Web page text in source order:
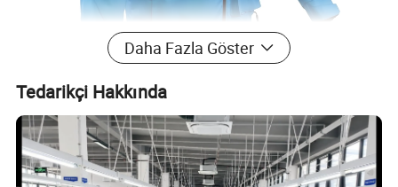
Daha Fazla Göster
Tedarikçi Hakkında